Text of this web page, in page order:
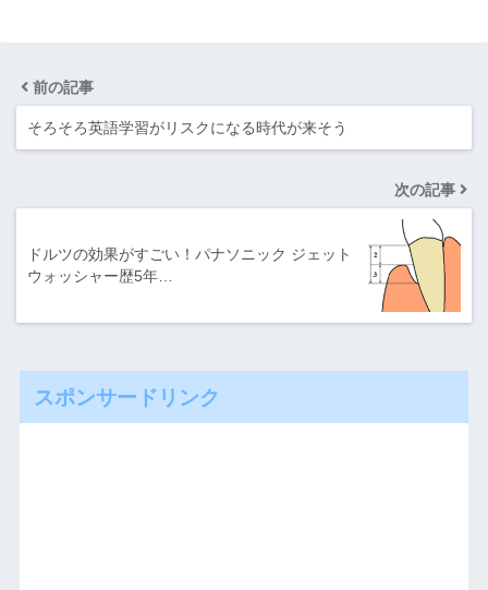
前の記事
そろそろ英語学習がリスクになる時代が来そう
次の記事
ドルツの効果がすごい！パナソニック ジェット
ウォッシャー歴5年…
スポンサードリンク